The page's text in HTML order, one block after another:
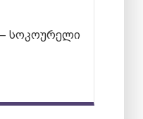
სოკოურელი